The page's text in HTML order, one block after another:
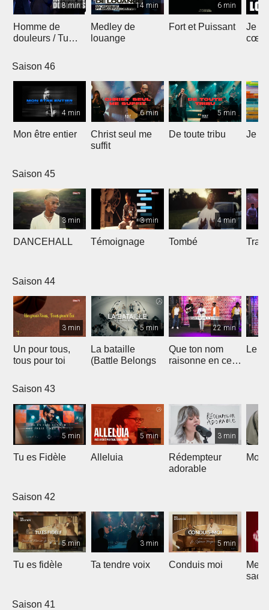
8 min
Homme de
douleurs / Tu
14 min
Medley de
louange
6 min
Fort et Puissant
Je
cœur
Saison 46
4 min
Mon être entier
6 min
Christ seul me
suffit
5 min
De toute tribu Je
Saison 45
3 min
DANCEHALL
3 min
Témoignage
4 min
Tombé
Saison 44
3 min
Un pour tous,
tous pour toi
5 min
La bataille
(Battle Belongs
22 min
Que ton nom
raisonne en ce
Le
Saison 43
5 min
Tu es Fidèle
5 min
Alleluia
3 min
Rédempteur
adorable
Mon
Saison 42
5 min
Tu es fidèle
3 min
Ta tendre voix
5 min
Conduis moi
Saison 41